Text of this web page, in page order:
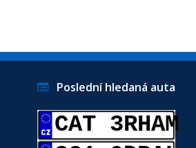
Poslední hledaná auta
CAT 3RHAM